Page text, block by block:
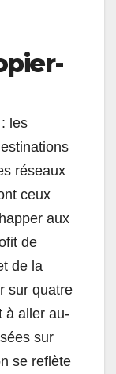
les
réseaux
ceux
aux
de
de la
sur quatre
à aller au-
sur
se reflète